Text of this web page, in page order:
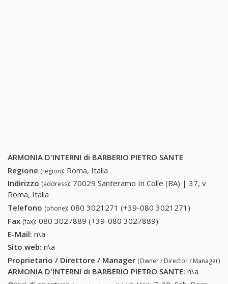
ARMONIA D'INTERNI di BARBERIO PIETRO SANTE
Regione (region): Roma, Italia
Indirizzo (address): 70029 Santeramo In Colle (BA) | 37, v.
Roma, Italia
Telefono (phone): 080 3021271 (+39-080 3021271)
Fax (fax): 080 3027889 (+39-080 3027889)
E-Mail: n\a
Sito web: n\a
Proprietario / Direttore / Manager (Owner / Director / Manager)
ARMONIA D'INTERNI di BARBERIO PIETRO SANTE: n\a